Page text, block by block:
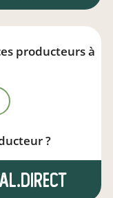
producteurs à
?